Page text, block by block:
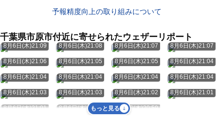
予報精度向上の取り組みについて
千葉県市原市付近に寄せられたウェザーリポート
8月6日(木)21:09 8月6日(木)21:08 8月6日(木)21:07 8月6日(木)21:07
8月6日(木)21:06 8月6日(木)21:05 8月6日(木)21:05 8月6日(木)21:04
8月6日(木)21:04 8月6日(木)21:04 8月6日(木)21:04 8月6日(木)21:04
8月6日(木)21:03 8月6日(木)21:03 8月6日(木)21:02 8月6日(木)21:01
8月6日(木)21:01 8月6日(木)20:59 8月6日(木)20:59
もっと見る